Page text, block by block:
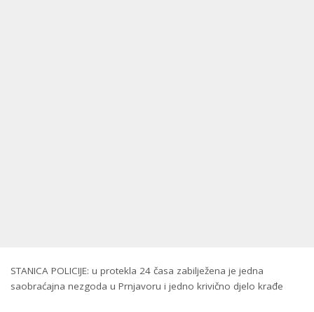
STANICA POLICIJE: u protekla 24 časa zabilježena je jedna
saobraćajna nezgoda u Prnjavoru i jedno krivično djelo krađe